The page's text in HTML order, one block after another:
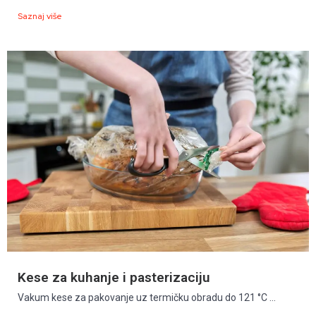
Saznaj više
Kese za kuhanje i pasterizaciju
Vakum kese za pakovanje uz termičku obradu do 121 °C ...